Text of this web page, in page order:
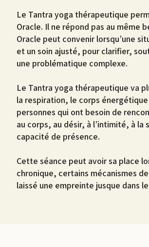
Le Tantra yoga thérapeutique
Oracle. Il ne répond pas au même
Oracle peut convenir lorsqu’une
et un soin ajusté, pour clarifier,
une problématique complexe.
Le Tantra yoga thérapeutique va
la respiration, le corps
personnes qui ont besoin de
au corps, au désir, à l’intimité, à
capacité de présence.​
Cette séance peut avoir sa place
chronique, certains mécanismes
laissé une empreinte jusque dans